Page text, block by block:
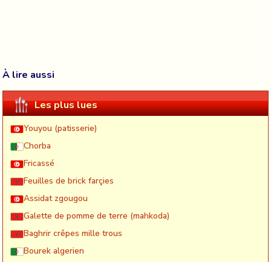
À lire aussi
Les plus lues
Youyou (patisserie)
Chorba
Fricassé
Feuilles de brick farçies
Assidat zgougou
Galette de pomme de terre (mahkoda)
Baghrir crêpes mille trous
Bourek algerien